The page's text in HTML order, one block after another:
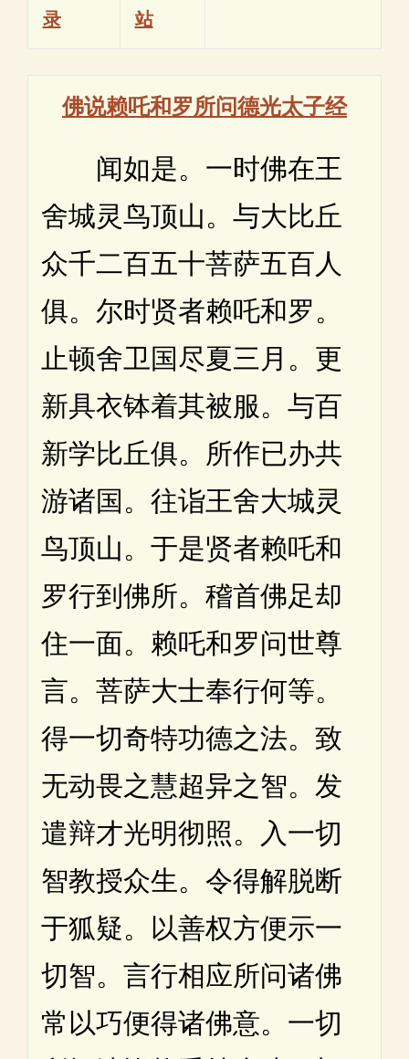
录
站
佛说赖吒和罗所问德光太子经
闻如是。一时佛在王
舍城灵鸟顶山。与大比丘
众千二百五十菩萨五百人
俱。尔时贤者赖吒和罗。
止顿舍卫国尽夏三月。更
新具衣钵着其被服。与百
新学比丘俱。所作已办共
游诸国。往诣王舍大城灵
鸟顶山。于是贤者赖吒和
罗行到佛所。稽首佛足却
住一面。赖吒和罗问世尊
言。菩萨大士奉行何等。
得一切奇特功德之法。致
无动畏之慧超异之智。发
遣辩才光明彻照。入一切
智教授众生。令得解脱断
于狐疑。以善权方便示一
切智。言行相应所问诸佛
常以巧便得诸佛意。一切